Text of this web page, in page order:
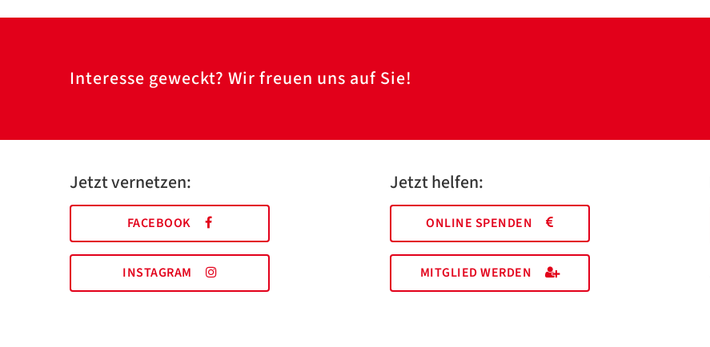
Interesse geweckt? Wir freuen uns auf Sie!
Jetzt vernetzen:
FACEBOOK
INSTAGRAM
Jetzt helfen:
ONLINE SPENDEN
MITGLIED WERDEN